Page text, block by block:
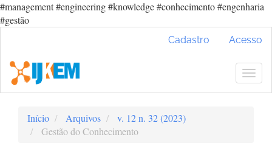
#management #engineering #knowledge #conhecimento #engenharia
#gestão
Conteúdo
principal
Barra
Cadastro Acesso
Início Arquivos
v. 12 n. 32 (2023)
Gestão do Conhecimento